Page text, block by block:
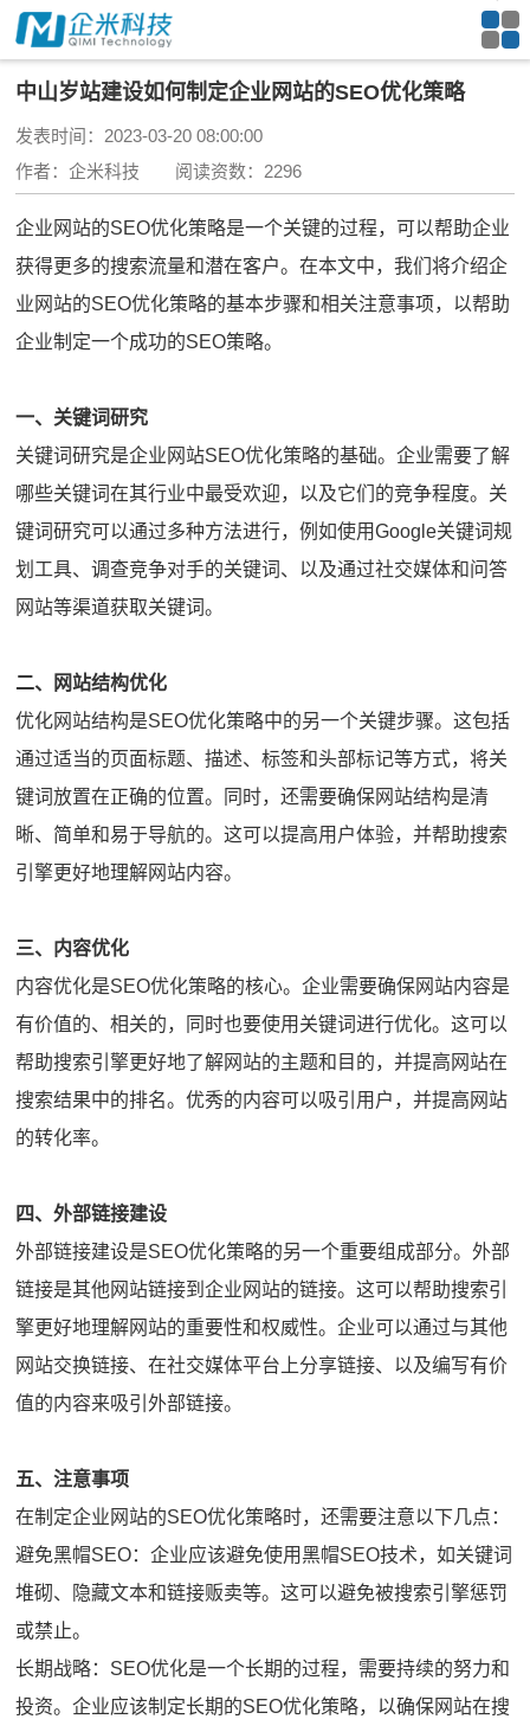
中山岁站建设如何制定企业网站的SEO优化策略
发表时间：2023-03-20 08:00:00
作者：企米科技 阅读资数：2296
企业网站的SEO优化策略是一个关键的过程，可以帮助企业
获得更多的搜索流量和潜在客户。在本文中，我们将介绍企
业网站的SEO优化策略的基本步骤和相关注意事项，以帮助
企业制定一个成功的SEO策略。
一、关键词研究
关键词研究是企业网站SEO优化策略的基础。企业需要了解
哪些关键词在其行业中最受欢迎，以及它们的竞争程度。关
键词研究可以通过多种方法进行，例如使用Google关键词规
划工具、调查竞争对手的关键词、以及通过社交媒体和问答
网站等渠道获取关键词。
二、网站结构优化
优化网站结构是SEO优化策略中的另一个关键步骤。这包括
通过适当的页面标题、描述、标签和头部标记等方式，将关
键词放置在正确的位置。同时，还需要确保网站结构是清
晰、简单和易于导航的。这可以提高用户体验，并帮助搜索
引擎更好地理解网站内容。
三、内容优化
内容优化是SEO优化策略的核心。企业需要确保网站内容是
有价值的、相关的，同时也要使用关键词进行优化。这可以
帮助搜索引擎更好地了解网站的主题和目的，并提高网站在
搜索结果中的排名。优秀的内容可以吸引用户，并提高网站
的转化率。
四、外部链接建设
外部链接建设是SEO优化策略的另一个重要组成部分。外部
链接是其他网站链接到企业网站的链接。这可以帮助搜索引
擎更好地理解网站的重要性和权威性。企业可以通过与其他
网站交换链接、在社交媒体平台上分享链接、以及编写有价
值的内容来吸引外部链接。
五、注意事项
在制定企业网站的SEO优化策略时，还需要注意以下几点：
避免黑帽SEO：企业应该避免使用黑帽SEO技术，如关键词
堆砌、隐藏文本和链接贩卖等。这可以避免被搜索引擎惩罚
或禁止。
长期战略：SEO优化是一个长期的过程，需要持续的努力和
投资。企业应该制定长期的SEO优化策略，以确保网站在搜